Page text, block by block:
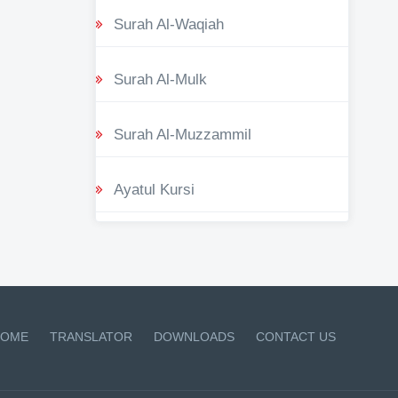
Surah Al-Waqiah
Surah Al-Mulk
Surah Al-Muzzammil
Ayatul Kursi
TRANSLATOR DOWNLOADS CONTACT US